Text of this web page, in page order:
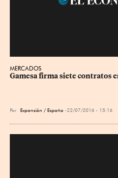
MERCADOS
Gamesa firma siete contratos
Por Expansión / España 22/07/2016 - 15:16